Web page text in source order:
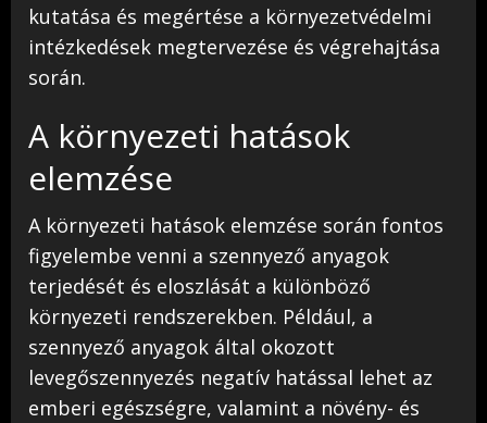
kutatása és megértése a környezetvédelmi
intézkedések megtervezése és végrehajtása
során.
A környezeti hatások
elemzése
A környezeti hatások elemzése során fontos
figyelembe venni a szennyező anyagok
terjedését és eloszlását a különböző
környezeti rendszerekben. Például, a
szennyező anyagok által okozott
levegőszennyezés negatív hatással lehet az
emberi egészségre, valamint a növény- és